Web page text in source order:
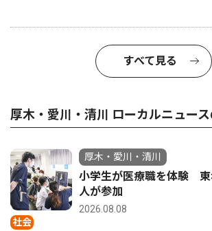
すべて見る
厚木・愛川・清川 ローカルニュー
社会
厚木・愛川・清川
小学生が医療職を体験 東
人が参加
2026.08.08